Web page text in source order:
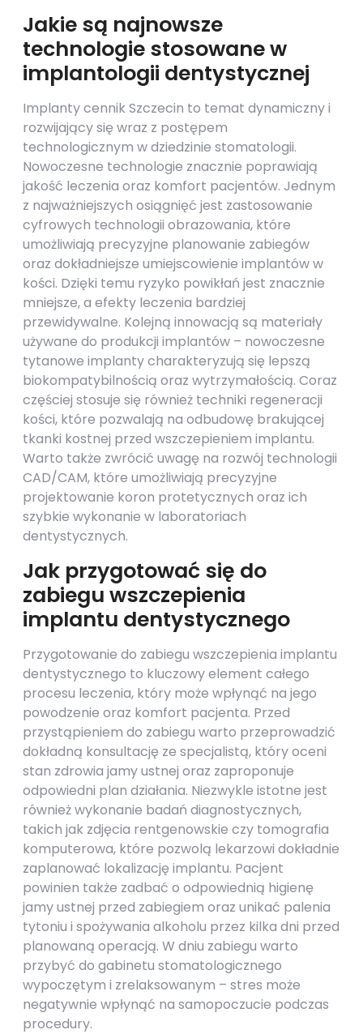
Jakie są najnowsze
technologie stosowane w
implantologii dentystycznej
Implanty cennik Szczecin to temat dynamiczny i
rozwijający się wraz z postępem
technologicznym w dziedzinie stomatologii.
Nowoczesne technologie znacznie poprawiają
jakość leczenia oraz komfort pacjentów. Jednym
z najważniejszych osiągnięć jest zastosowanie
cyfrowych technologii obrazowania, które
umożliwiają precyzyjne planowanie zabiegów
oraz dokładniejsze umiejscowienie implantów w
kości. Dzięki temu ryzyko powikłań jest znacznie
mniejsze, a efekty leczenia bardziej
przewidywalne. Kolejną innowacją są materiały
używane do produkcji implantów – nowoczesne
tytanowe implanty charakteryzują się lepszą
biokompatybilnością oraz wytrzymałością. Coraz
częściej stosuje się również techniki regeneracji
kości, które pozwalają na odbudowę brakującej
tkanki kostnej przed wszczepieniem implantu.
Warto także zwrócić uwagę na rozwój technologii
CAD/CAM, które umożliwiają precyzyjne
projektowanie koron protetycznych oraz ich
szybkie wykonanie w laboratoriach
dentystycznych.
Jak przygotować się do
zabiegu wszczepienia
implantu dentystycznego
Przygotowanie do zabiegu wszczepienia implantu
dentystycznego to kluczowy element całego
procesu leczenia, który może wpłynąć na jego
powodzenie oraz komfort pacjenta. Przed
przystąpieniem do zabiegu warto przeprowadzić
dokładną konsultację ze specjalistą, który oceni
stan zdrowia jamy ustnej oraz zaproponuje
odpowiedni plan działania. Niezwykle istotne jest
również wykonanie badań diagnostycznych,
takich jak zdjęcia rentgenowskie czy tomografia
komputerowa, które pozwolą lekarzowi dokładnie
zaplanować lokalizację implantu. Pacjent
powinien także zadbać o odpowiednią higienę
jamy ustnej przed zabiegiem oraz unikać palenia
tytoniu i spożywania alkoholu przez kilka dni przed
planowaną operacją. W dniu zabiegu warto
przybyć do gabinetu stomatologicznego
wypoczętym i zrelaksowanym – stres może
negatywnie wpłynąć na samopoczucie podczas
procedury.